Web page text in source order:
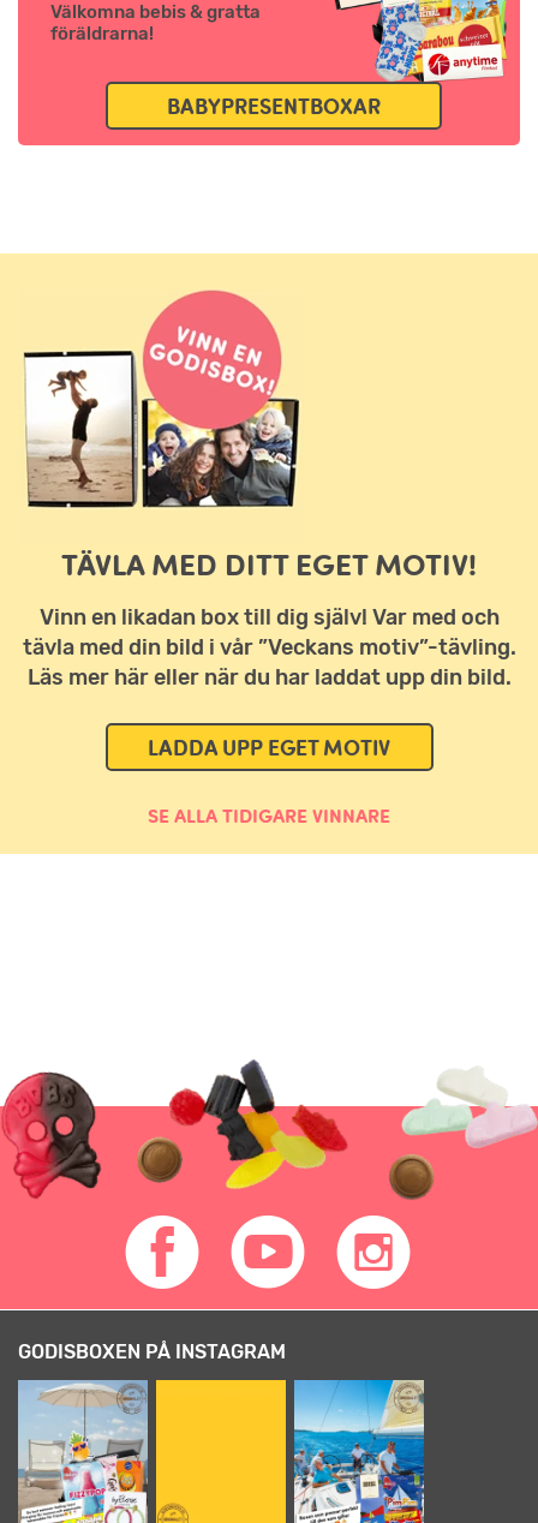
Välkomna bebis & gratta
föräldrarna!
BABYPRESENTBOXAR
TÄVLA MED DITT EGET MOTIV!
Vinn en likadan box till dig själv! Var med och
tävla med din bild i vår ”Veckans motiv”-tävling.
Läs mer här eller när du har laddat upp din bild.
LADDA UPP EGET MOTIV
SE ALLA TIDIGARE VINNARE
GODISBOXEN PÅ INSTAGRAM